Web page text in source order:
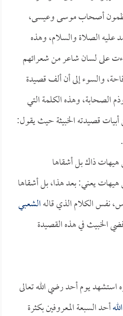
أصحاب موسى وعيسى،
الصلاة والسلام، وهذه
على لسان شاعر من شعرائهم
والسوء إلى أن ألف قصيدة
الصحابة، وهذه الكلمة التي
أبيات قصيدته الخبيثة حيث يقول:
ذاك بل أشقاها
يعني: بعد هذا، بل أشقاها
نفس الكلام الذي قالهالشعبي
الخبيث في هذه القصيدة
يوم أحد رضي الله تعالى
أحد السبعة المعروفين بكثرة